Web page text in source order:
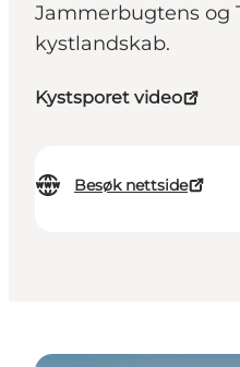
Jammerbugtens og
kystlandskab.
Kystsporet video
Besøk nettside